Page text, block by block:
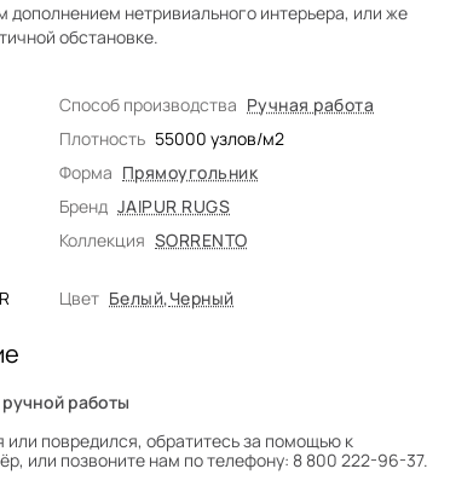
нетривиального интерьера, или же
обстановке.
Способ производства Ручная работа
Плотность 55000 узлов/м2
Форма Прямоугольник
Бренд JAIPUR RUGS
Коллекция SORRENTO
Цвет Белый,Черный
работы
повредился, обратитесь за помощью к
или позвоните нам по телефону: 8 800 222-96-37.